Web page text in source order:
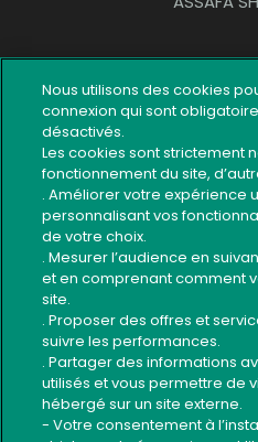
Réseau
Plan
Code éthique
Guide Sécurité
Usage sécurisé
Nous utilisons des cookies
connexion qui sont
désactivés.
Les cookies sont strictement
fonctionnement du site,
. Améliorer votre expérience
personnalisant vos
de votre choix.
. Mesurer l’audience en
et en comprenant comment
site.
. Proposer des offres et
suivre les performances.
. Partager des informations
utilisés et vous permettre de
hébergé sur un site externe.
- Votre consentement à